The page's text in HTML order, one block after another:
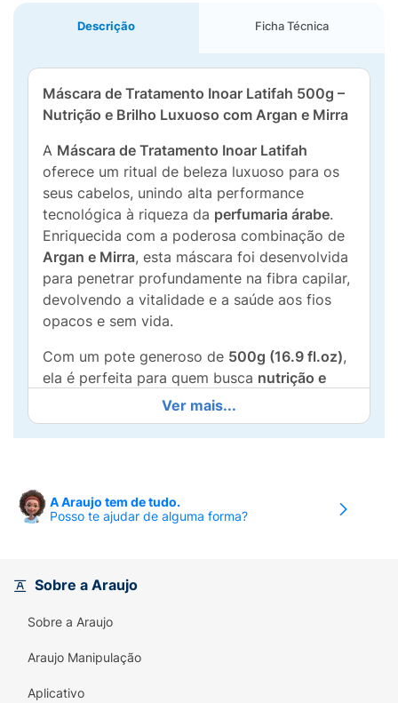
Descrição Ficha Técnica
Máscara de Tratamento Inoar Latifah 500g –
Nutrição e Brilho Luxuoso com Argan e Mirra
A Máscara de Tratamento Inoar Latifah
oferece um ritual de beleza luxuoso para os
seus cabelos, unindo alta performance
tecnológica à riqueza da perfumaria árabe.
Enriquecida com a poderosa combinação de
Argan e Mirra, esta máscara foi desenvolvida
para penetrar profundamente na fibra capilar,
devolvendo a vitalidade e a saúde aos fios
opacos e sem vida.
Com um pote generoso de 500g (16.9 fl.oz),
ela é perfeita para quem busca nutrição e
duradouros. Sua fórmula 100%
vegana e livre de crueldade animal (PETA
Approved) proporciona um toque sedoso e
experiência sensorial única.
sofisticado inspirado nas tradições olfativas
do Oriente Médio.
Duo de Argan & Mirra
restauração da fibra.
Ver mais...
A Araujo tem de tudo.
Posso te ajudar de alguma forma?
Sobre a Araujo
Sobre a Araujo
Araujo Manipulação
Aplicativo